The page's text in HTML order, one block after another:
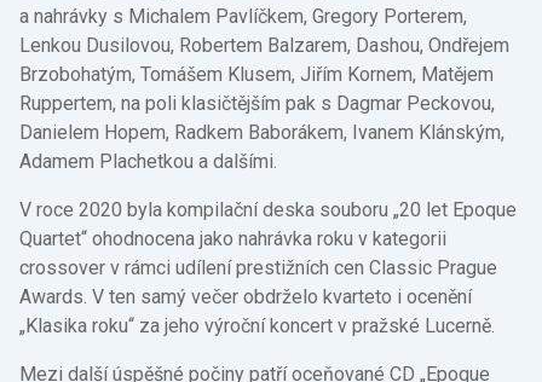
a nahrávky s Michalem Pavlíčkem, Gregory Porterem,
Lenkou Dusilovou, Robertem Balzarem, Dashou, Ondřejem
Brzobohatým, Tomášem Klusem, Jiřím Kornem, Matějem
Ruppertem, na poli klasičtějším pak s Dagmar Peckovou,
Danielem Hopem, Radkem Baborákem, Ivanem Klánským,
Adamem Plachetkou a dalšími.
V roce 2020 byla kompilační deska souboru „20 let Epoque
Quartet“ ohodnocena jako nahrávka roku v kategorii
crossover v rámci udílení prestižních cen Classic Prague
Awards. V ten samý večer obdrželo kvarteto i ocenění
„Klasika roku“ za jeho výroční koncert v pražské Lucerně.
Mezi další úspěšné počiny patří oceňované CD „Epoque